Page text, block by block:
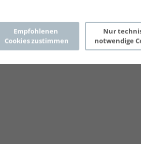
Empfohlenen
Cookies zustimmen
Nur
notwendige